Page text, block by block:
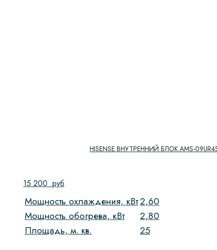
HISENSE ВНУТРЕННИЙ БЛОК AMS-
15 200 руб
Мощность охлаждения, кВт2,60
Мощность обогрева, кВт
2,80
Площадь, м. кв.
25